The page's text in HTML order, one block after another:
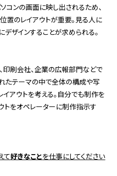
コンの画面に映し出されるため、
置のレイアウトが重要。見る人に
デザインすることが求められる。
、印刷会社、企業の広報部門などで
たテーマの中で全体の構成や写
イアウトを考える。自分でも制作を
トをオペレーターに制作指示す
て好きなことを仕事にしてください